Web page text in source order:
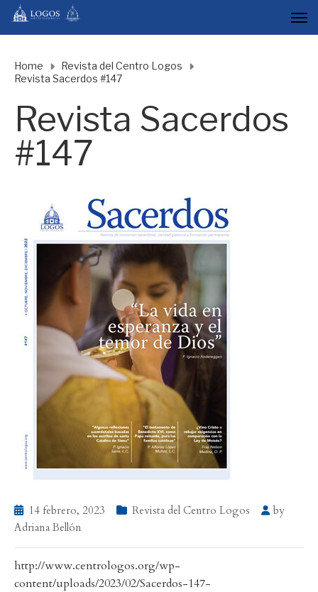
Home
Revista del Centro Logos
Revista Sacerdos #147
Revista Sacerdos
#147
14 febrero, 2023 Revista del Centro Logos
by
Adriana Bellón
http://www.centrologos.org/wp-
content/uploads/2023/02/Sacerdos-147-